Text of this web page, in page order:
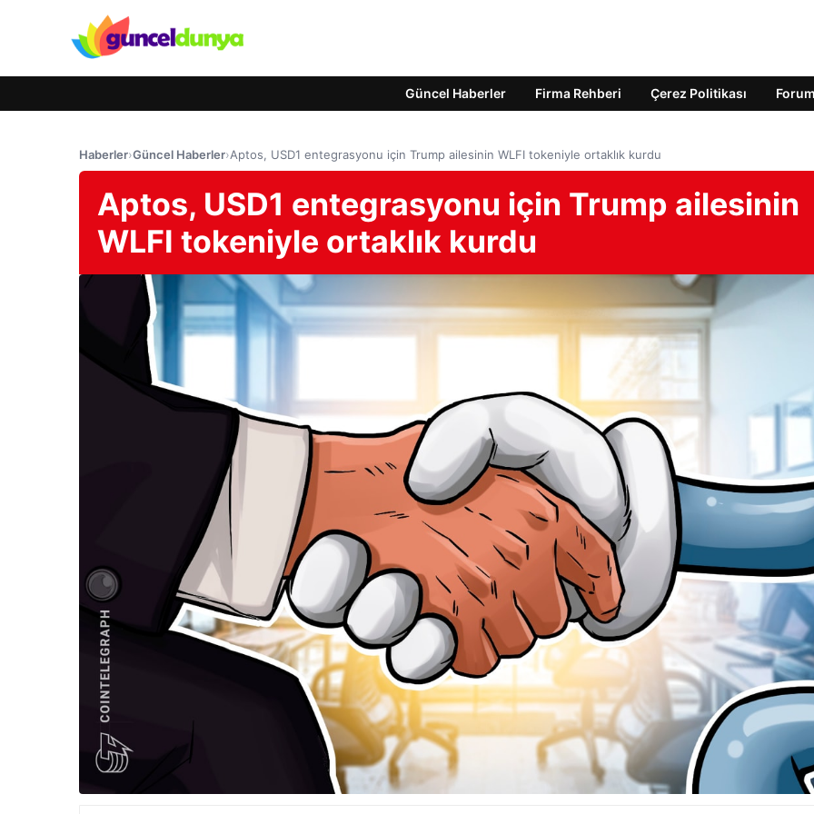
Güncel Haberler Firma Rehberi Çerez Politikası Forum
Haberler›Güncel Haberler›Aptos, USD1 entegrasyonu için Trump ailesinin WLFI tokeniyle ortaklık kurdu
Aptos, USD1 entegrasyonu için Trump ailesinin
WLFI tokeniyle ortaklık kurdu